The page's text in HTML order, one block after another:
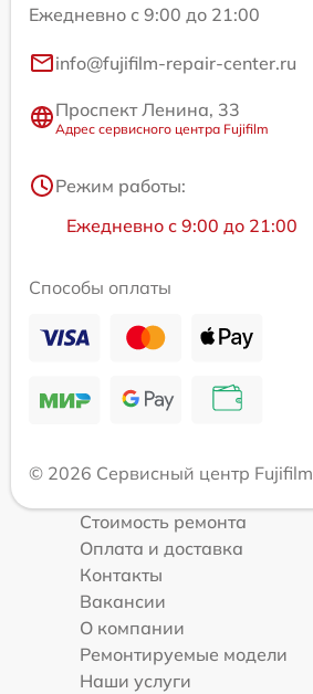
Ежедневно с 9:00 до 21:00
info@fujifilm-repair-center.ru
Проспект Ленина, 33
Адрес сервисного центра Fujifilm
Режим работы:
Ежедневно с 9:00 до 21:00
Способы оплаты
© 2026 Сервисный центр Fujifilm
Стоимость ремонта
Оплата и доставка
Контакты
Вакансии
О компании
Ремонтируемые модели
Наши услуги